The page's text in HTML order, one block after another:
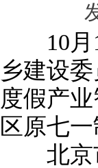
10月
乡建设
度假产
区原七
北京市